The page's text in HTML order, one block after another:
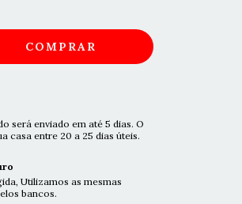
será enviado em até 5 dias. O
casa entre 20 a 25 dias úteis.
Utilizamos as mesmas
bancos.